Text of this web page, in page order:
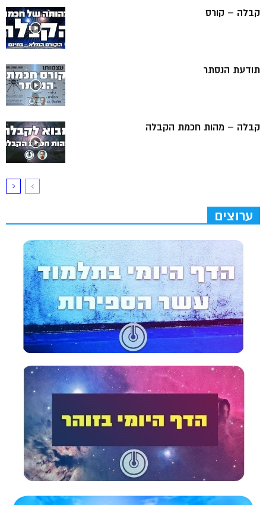
קבלה – קורס
תודעת הנסתר
קבלה – מהות חכמת הקבלה
ערוצים